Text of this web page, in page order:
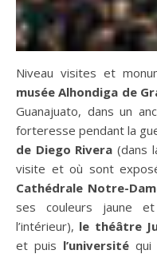
Niveau visites et
musée Alhondiga de
Guanajuato, dans un
forteresse pendant la
de Diego Rivera (dans
visite et où sont
Cathédrale Notre-
ses couleurs jaune
l’intérieur), le théâtre
et puis l’universitéqui